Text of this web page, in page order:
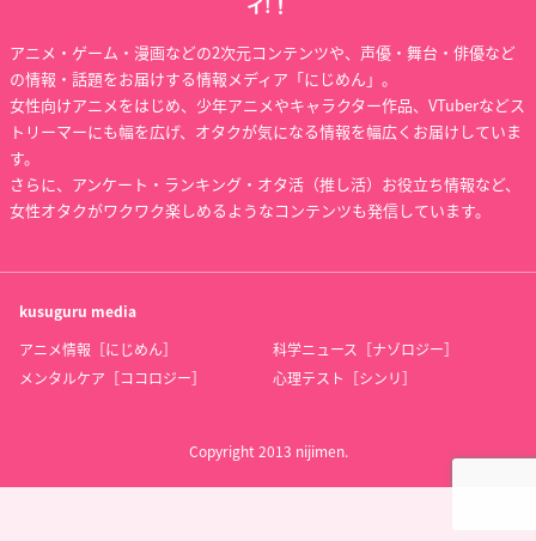
イ!！
アニメ・ゲーム・漫画などの2次元コンテンツや、声優・舞台・俳優など
の情報・話題をお届けする情報メディア「にじめん」。
女性向けアニメをはじめ、少年アニメやキャラクター作品、VTuberなどス
トリーマーにも幅を広げ、オタクが気になる情報を幅広くお届けしていま
す。
さらに、アンケート・ランキング・オタ活（推し活）お役立ち情報など、
女性オタクがワクワク楽しめるようなコンテンツも発信しています。
kusuguru media
アニメ情報［にじめん］
科学ニュース［ナゾロジー］
メンタルケア［ココロジー］
心理テスト［シンリ］
Copyright 2013 nijimen.